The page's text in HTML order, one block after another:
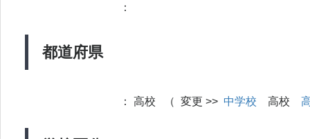
都道府県
：
： 高校 （ 変更 >> 中学校 高校